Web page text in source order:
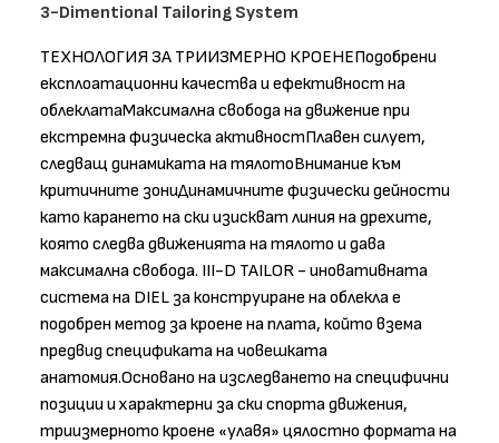
3-Dimentional Tailoring System
ТЕХНОЛОГИЯ ЗА ТРИИЗМЕРНО КРОЕНЕПодобрени
експлоатационни качества и ефективност на
облеклатаМаксимална свобода на движение при
екстремна физическа активностПлавен силует,
следващ динамиката на тялотоВнимание към
критичните зониДинамичните физически дейности
като карането на ски изискват линия на дрехите,
която следва движенията на тялото и дава
максимална свобода. III-D TAILOR - иновативната
система на DIEL за конструиране на облекла е
подобрен метод за кроене на плата, който взема
предвид спецификата на човешката
анатомия.Основано на изследването на специфични
позиции и характерни за ски спорта движения,
триизмерното кроене «улавя» цялостно формата на